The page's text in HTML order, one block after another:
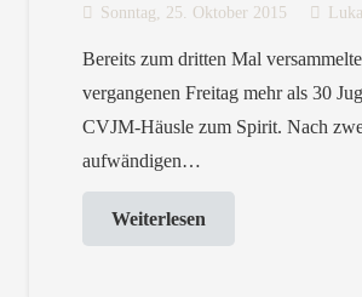
Sonntag, 25. Oktober 2015
Bereits zum dritten Mal
vergangenen Freitag mehr als 30
CVJM-Häusle zum Spirit. Nach
aufwändigen…
Weiterlesen